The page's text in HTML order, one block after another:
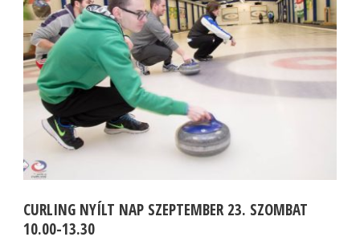
CURLING NYÍLT NAP SZEPTEMBER 23. SZOMBAT
10.00-13.30